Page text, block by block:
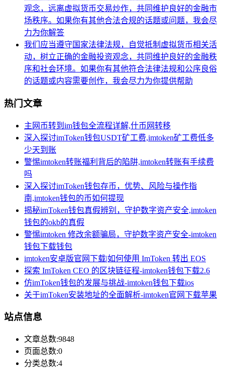
观念，远离虚拟货币交易炒作，共同维护良好的金融市
场秩序。如果你有其他合法合规的话题或问题，我会尽
力为你解答
我们应当遵守国家法律法规，自觉抵制虚拟货币相关活
动，树立正确的金融投资观念，共同维护良好的金融秩
序和社会环境。如果你有其他符合法律法规和公序良俗
的话题或内容需要创作，我会尽力为你提供帮助
热门文章
主网币转到im钱包全流程详解,什币网转移
深入探讨imToken钱包USDT矿工费,imtoken矿工费低多
少天到账
警惕imtoken转账福利背后的陷阱,imtoken转账有手续费
吗
深入探讨imToken钱包存币，优势、风险与操作指
南,imtoken钱包的币如何提现
揭秘imToken钱包真假辨别，守护数字资产安全,imtoken
钱包的okb的真假
警惕imtoken 修改余额骗局，守护数字资产安全-imtoken
钱包下载钱包
imtoken安卓版官网下载|如何使用 ImToken 转出 EOS
探索 ImToken CEO 的区块链征程-imtoken钱包下载2.6
仿imToken钱包的发展与挑战-imtoken钱包下载ios
关于imToken安装地址的全面解析-imtoken官网下载苹果
站点信息
文章总数:9848
页面总数:0
分类总数:4